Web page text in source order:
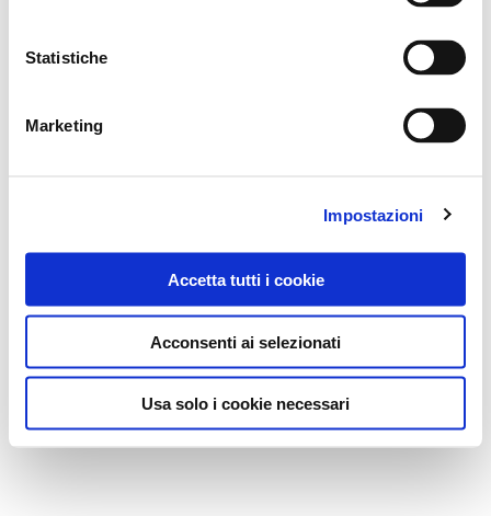
Statistiche
Marketing
Impostazioni
Accetta tutti i cookie
Acconsenti ai selezionati
Usa solo i cookie necessari